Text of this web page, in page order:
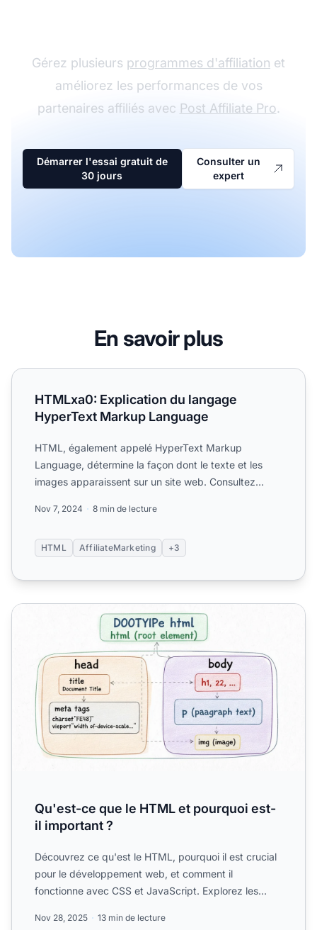
Gérez plusieurs programmes d'affiliation et
améliorez les performances de vos
partenaires affiliés avec Post Affiliate Pro.
Démarrer l'essai gratuit de
30 jours
Consulter un
expert
En savoir plus
HTMLxa0: Explication du langage HyperText Markup
HTMLxa0: Explication du langage
HyperText Markup Language
HTML, également appelé HyperText Markup
Language, détermine la façon dont le texte et les
images apparaissent sur un site web. Consultez
Nov 7, 2024 8 min de lecture
HTML AffiliateMarketing +3
Qu'est-ce que le HTML et pourquoi est-il important ?
Qu'est-ce que le HTML et pourquoi est-
il important ?
Découvrez ce qu'est le HTML, pourquoi il est crucial
pour le développement web, et comment il
fonctionne avec CSS et JavaScript. Explorez les
Nov 28, 2025 13 min de lecture